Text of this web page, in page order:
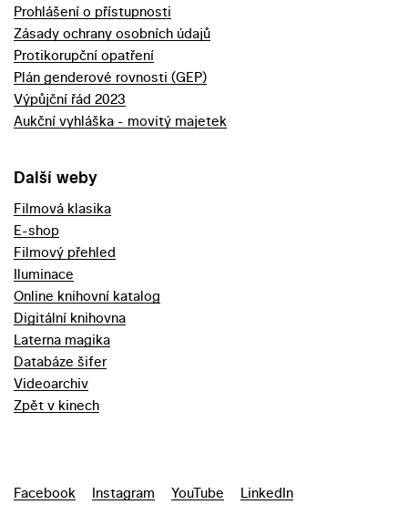
Prohlášení o přístupnosti
Zásady ochrany osobních údajů
Protikorupční opatření
Plán genderové rovnosti (GEP)
Výpůjční řád 2023
Aukční vyhláška - movitý majetek
Další weby
Filmová klasika
E-shop
Filmový přehled
Iluminace
Online knihovní katalog
Digitální knihovna
Laterna magika
Databáze šifer
Videoarchiv
Zpět v kinech
Facebook Instagram YouTube LinkedIn